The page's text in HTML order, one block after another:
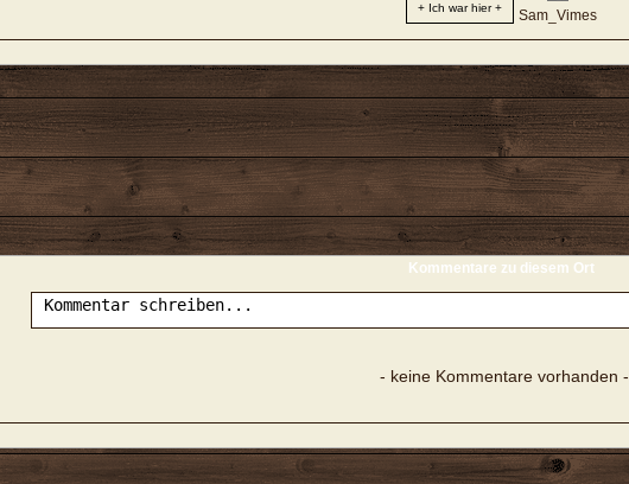
+ Ich war hier + Sam_Vimes
Kommentare zu diesem Ort
- keine Kommentare vorhanden -